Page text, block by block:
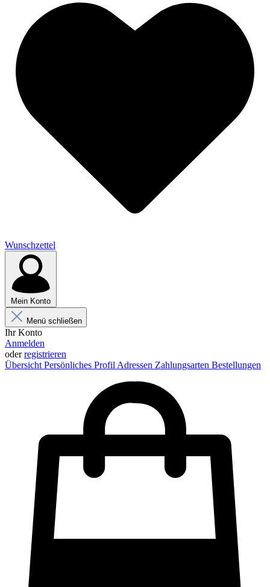
Wunschzettel
Mein Konto
Menü schließen
Ihr Konto
Anmelden
oderregistrieren
Übersicht Persönliches Profil Adressen Zahlungsarten Bestellungen